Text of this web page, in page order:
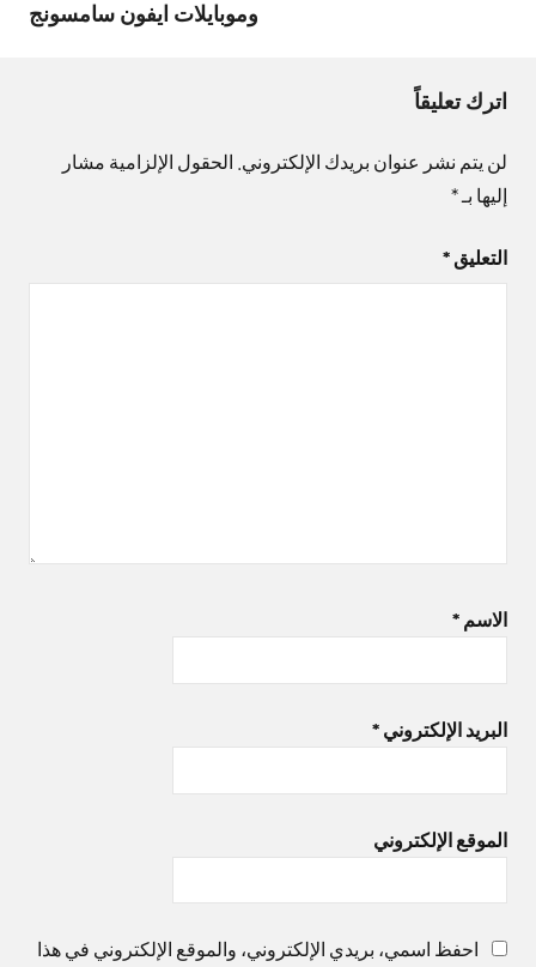
وموبايلات ايفون سامسونج
اترك تعليقاً
لن يتم نشر عنوان بريدك الإلكتروني. الحقول الإلزامية مشار
إليها بـ*
التعليق *
الاسم *
البريد الإلكتروني *
الموقع الإلكتروني
احفظ اسمي، بريدي الإلكتروني، والموقع الإلكتروني في هذا